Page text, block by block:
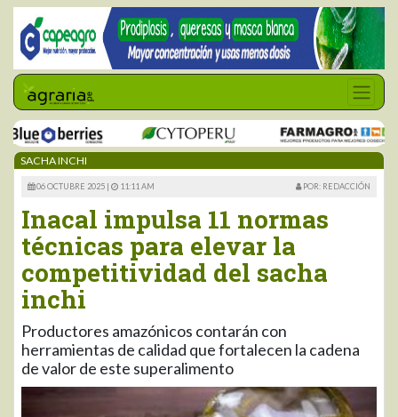
SACHA INCHI
06 OCTUBRE 2025 | 11:11 AM POR: REDACCIÓN
Inacal impulsa 11 normas
técnicas para elevar la
competitividad del sacha
inchi
Productores amazónicos contarán con
herramientas de calidad que fortalecen la cadena
de valor de este superalimento